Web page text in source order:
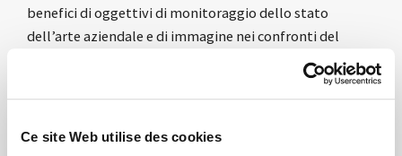
Ce site Web utilise des cookies
benefici di oggettivi di monitoraggio dello stato
dell’arte aziendale e di immagine nei confronti del
mercato e della clientela; - l’internazionalizzazione con
interventi di consulenza specializzata per i mercati
a fiere al fine di essere presenti su un grande mercato di